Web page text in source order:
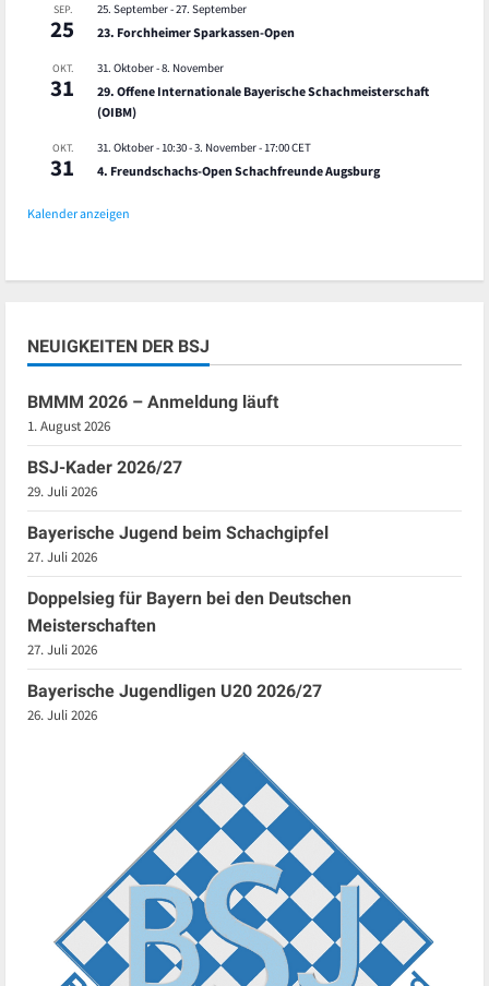
SEP.
25
25. September-27. September
23. Forchheimer Sparkassen-Open
OKT.
31
31. Oktober-8. November
29. Offene Internationale Bayerische Schachmeisterschaft
(OIBM)
OKT.
31
31. Oktober - 10:30-3. November - 17:00CET
4. Freundschachs-Open Schachfreunde Augsburg
Kalender anzeigen
NEUIGKEITEN DER BSJ
BMMM 2026 – Anmeldung läuft
1. August 2026
BSJ-Kader 2026/27
29. Juli 2026
Bayerische Jugend beim Schachgipfel
27. Juli 2026
Doppelsieg für Bayern bei den Deutschen
Meisterschaften
27. Juli 2026
Bayerische Jugendligen U20 2026/27
26. Juli 2026